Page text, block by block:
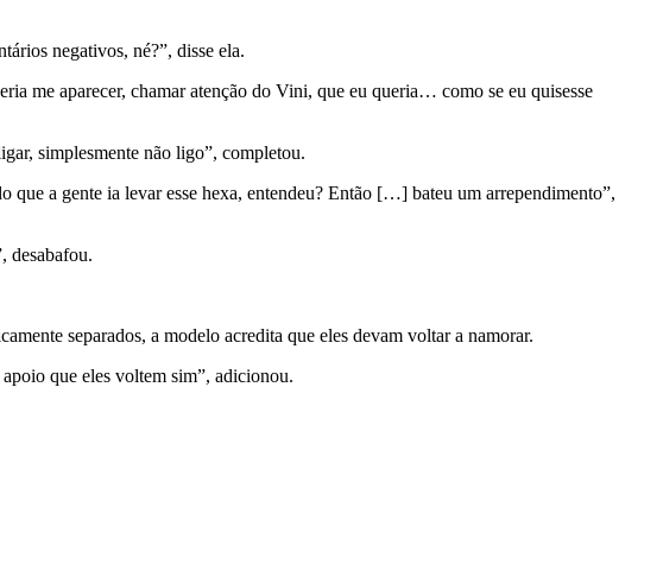
negativos, né?”, disse ela.
me aparecer, chamar atenção do Vini, que eu queria… como se eu quisesse
simplesmente não ligo”, completou.
a gente ia levar esse hexa, entendeu? Então […] bateu um arrependimento”,
desabafou.
separados, a modelo acredita que eles devam voltar a namorar.
que eles voltem sim”, adicionou.